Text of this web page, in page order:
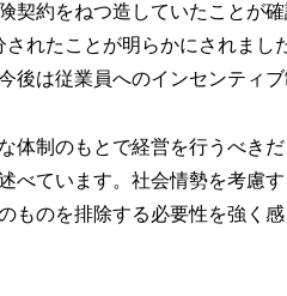
契約をねつ造していたことが
されたことが明らかにされま
後は従業員へのインセンティ
体制のもとで経営を行うべき
べています。社会情勢を考慮
ものを排除する必要性を強く